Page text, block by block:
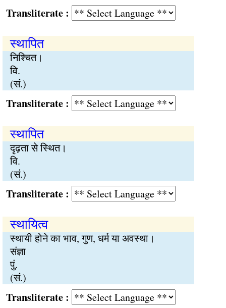
:
स्थापित
निश्चित।
वि.
(सं.)
:
स्थापित
दृढ़ता से स्थित।
वि.
(सं.)
:
स्थायित्व
स्थायी होने का भाव, गुण, धर्म या अवस्था।
संज्ञा
पुं.
(सं.)
: